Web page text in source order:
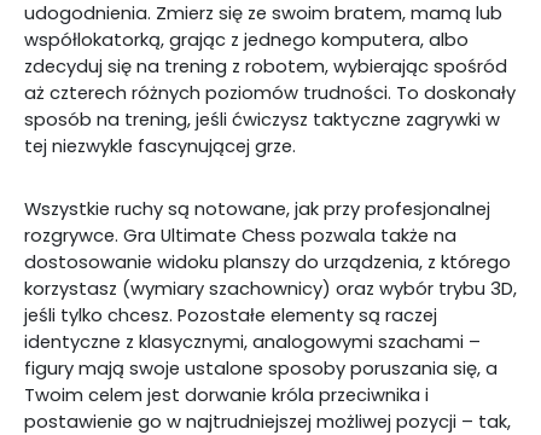
udogodnienia. Zmierz się ze swoim bratem, mamą lub
współlokatorką, grając z jednego komputera, albo
zdecyduj się na trening z robotem, wybierając spośród
aż czterech różnych poziomów trudności. To doskonały
sposób na trening, jeśli ćwiczysz taktyczne zagrywki w
tej niezwykle fascynującej grze.
Wszystkie ruchy są notowane, jak przy profesjonalnej
rozgrywce. Gra Ultimate Chess pozwala także na
dostosowanie widoku planszy do urządzenia, z którego
korzystasz (wymiary szachownicy) oraz wybór trybu 3D,
jeśli tylko chcesz. Pozostałe elementy są raczej
identyczne z klasycznymi, analogowymi szachami –
figury mają swoje ustalone sposoby poruszania się, a
Twoim celem jest dorwanie króla przeciwnika i
postawienie go w najtrudniejszej możliwej pozycji – tak,